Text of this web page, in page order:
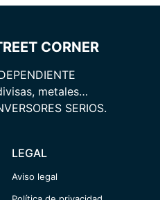
CORNER
metales…
SERIOS.
LEGAL
Aviso legal